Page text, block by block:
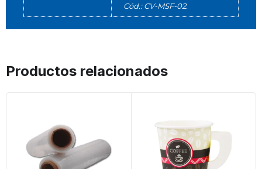
Cód.: CV-MSF-02.
Productos relacionados